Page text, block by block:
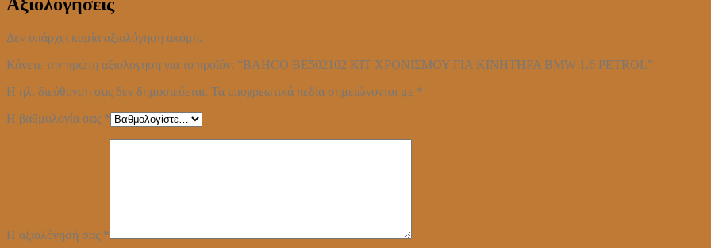
Δεν υπάρχει καμία αξιολόγηση ακόμη.
Κάνετε την πρώτη αξιολόγηση για το προϊόν: “BAHCO BE502102 ΚΙΤ ΧΡΟΝΙΣΜΟΥ ΓΙΑ ΚΙΝΗΤΗΡΑ BMW 1.6 PETROL”
Η ηλ. διεύθυνση σας δεν δημοσιεύεται. Τα υποχρεωτικά πεδία σημειώνονται με *
Η βαθμολογία σας *
Η αξιολόγησή σας *